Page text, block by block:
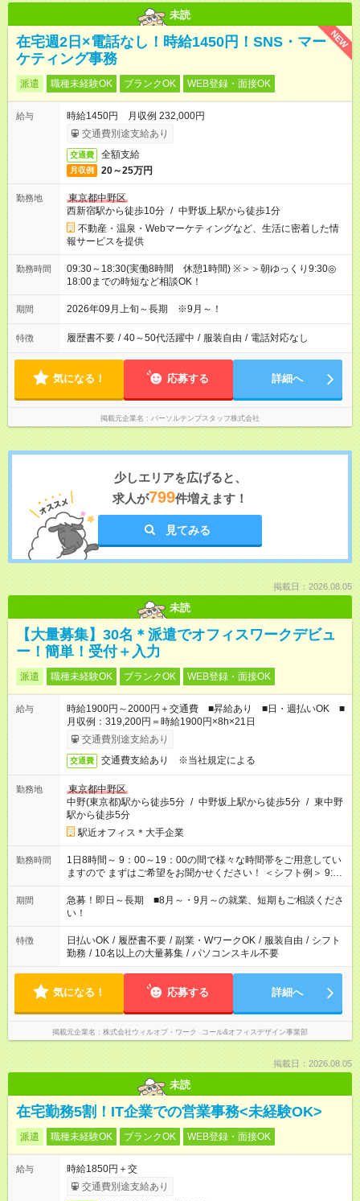
未読
NEW
在宅週2日×電話なし！時給1450円！SNS・マー
ケティング事務
派遣 職種未経験OK ブランクOK WEB登録・面接OK
給与
時給1450円 月収例 232,000円
交通費別途支給あり
交通費 全額支給
月収例 20～25万円
勤務地
東京都中野区
西新宿駅から徒歩10分 / 中野坂上駅から徒歩1分
不動産・温泉・Webマーケティングなど、生活に密着した情
報サービスを提供
勤務時間
09:30～18:30(実働8時間 休憩1時間) ※＞＞朝ゆっくり9:30◎
18:00までの時短など相談OK！
期間 2026年09月上旬～長期 ※9月～！
特徴 履歴書不要 / 40～50代活躍中 / 服装自由 / 電話対応なし
気になる！ 応募する 詳細へ
掲載元企業名 パーソルテンプスタッフ株式会社
少しエリアを広げると、
求人が799件増えます！
見てみる
掲載日：2026.08.05
未読
【大量募集】30名＊派遣でオフィスワークデビュ
ー！簡単！受付＋入力
派遣 職種未経験OK ブランクOK WEB登録・面接OK
給与
時給1900円～2000円＋交通費 ■昇給あり ■日・週払いOK ■
月収例：319,200円＝時給1900円×8h×21日
交通費別途支給あり
交通費 交通費支給あり ※当社規定による
勤務地
東京都中野区
中野(東京都)駅から徒歩5分 / 中野坂上駅から徒歩5分 / 東中野
駅から徒歩5分
駅近オフィス＊大手企業
勤務時間
1日8時間～ 9：00～19：00の間で様々な時間帯をご用意してい
ますので まずはご希望をお聞かせください！ ＜シフト例＞ 9:00
～18:00 10:00～19:00 など！
期間
急募！即日～長期 ■8月～・9月～の就業、短期もご相談くださ
い！
特徴 日払いOK / 履歴書不要 / 副業・WワークOK / 服装自由 / シフト
勤務 / 10名以上の大量募集 / パソコンスキル不要
気になる！ 応募する 詳細へ
掲載元企業名 株式会社ウィルオブ・ワーク コール&オフィスデザイン事業部
掲載日：2026.08.05
未読
在宅勤務5割！IT企業での営業事務<未経験OK>
派遣 職種未経験OK ブランクOK WEB登録・面接OK
給与
時給1850円＋交
交通費別途支給あり